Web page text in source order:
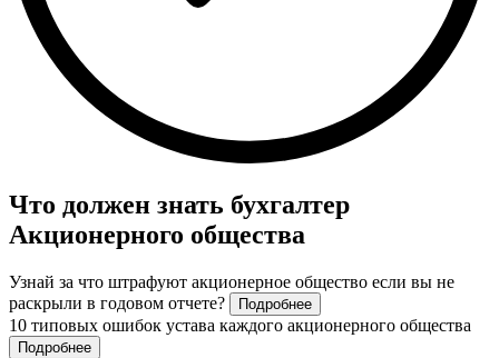
Что должен знать бухгалтер
Акционерного общества
Узнай за что штрафуют акционерное общество если вы не
раскрыли в годовом отчете?
Подробнее
10 типовых ошибок устава каждого акционерного общества
Подробнее